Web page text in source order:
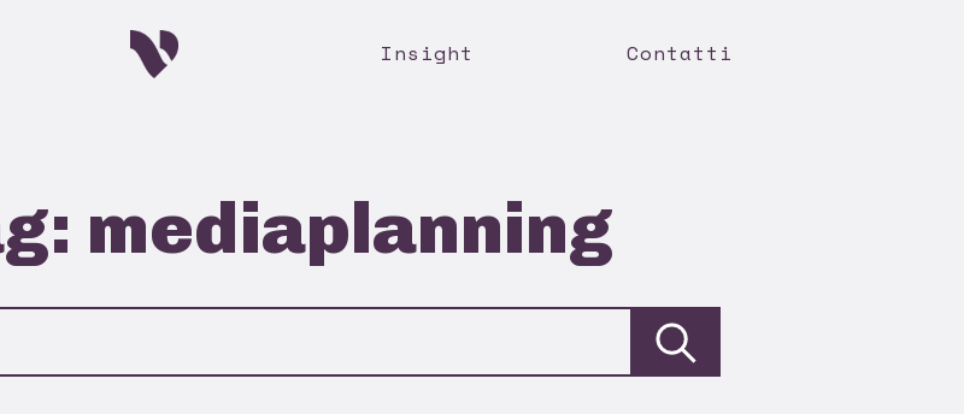
Insight Contatti
mediaplanning